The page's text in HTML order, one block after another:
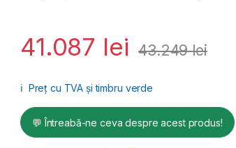
41.087 lei 43.249lei
ℹ️ Preț cu TVA și timbru verde
💬 Întreabă-ne ceva despre acest produs!